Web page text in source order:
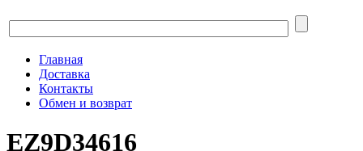
Главная
Доставка
Контакты
Обмен и возврат
EZ9D34616